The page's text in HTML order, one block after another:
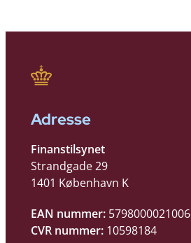
Adresse
Finanstilsynet
Strandgade 29
1401 København K
EAN nummer: 5798000021006
CVR nummer: 10598184